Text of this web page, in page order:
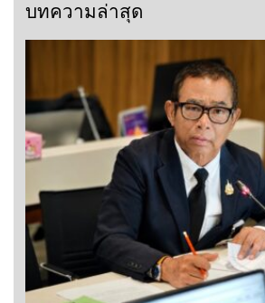
บทความล่าสุด